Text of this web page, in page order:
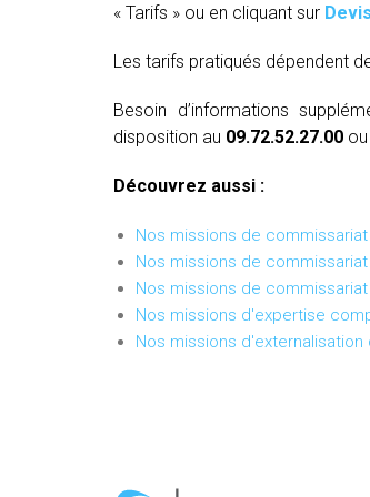
« Tarifs » ou en cliquant sur
Les tarifs pratiqués dépendent
Besoin d’informations
disposition au 09.72.52.27.00
Découvrez aussi :
Nos missions de
Nos missions de
Nos missions de commissariat
Nos missions d'expertise
Nos missions d'externalisation